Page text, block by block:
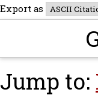
Export as
Jump to: